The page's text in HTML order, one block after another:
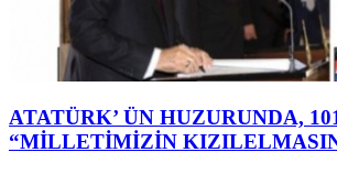
ATATÜRK’ ÜN HUZURUNDA,
“MİLLETİMİZİN